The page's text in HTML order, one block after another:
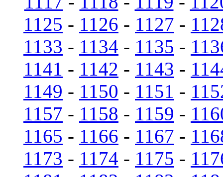
1125 - 1126 - 1127 -
1133 - 1134 - 1135 -
1141 - 1142 - 1143 -
1149 - 1150 - 1151 -
1157 - 1158 - 1159 -
1165 - 1166 - 1167 -
1173 - 1174 - 1175 -